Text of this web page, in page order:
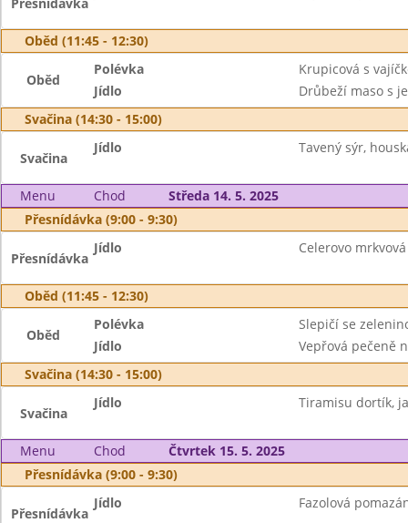
Oběd (11:45 - 12:30)
Oběd
Polévka
Krupicová s
Jídlo
Drůbeží maso s
Svačina (14:30 - 15:00)
Svačina
Jídlo Tavený sýr,
Menu Chod
Středa 14. 5. 2025
Přesnídávka (9:00 - 9:30)
Přesnídávka
Jídlo Celerovo
Oběd (11:45 - 12:30)
Oběd
Polévka
Slepičí se
Jídlo
Vepřová pečeně
Svačina (14:30 - 15:00)
Svačina
Jídlo Tiramisu dortík,
Menu Chod
Čtvrtek 15. 5. 2025
Přesnídávka (9:00 - 9:30)
Přesnídávka
Jídlo Fazolová